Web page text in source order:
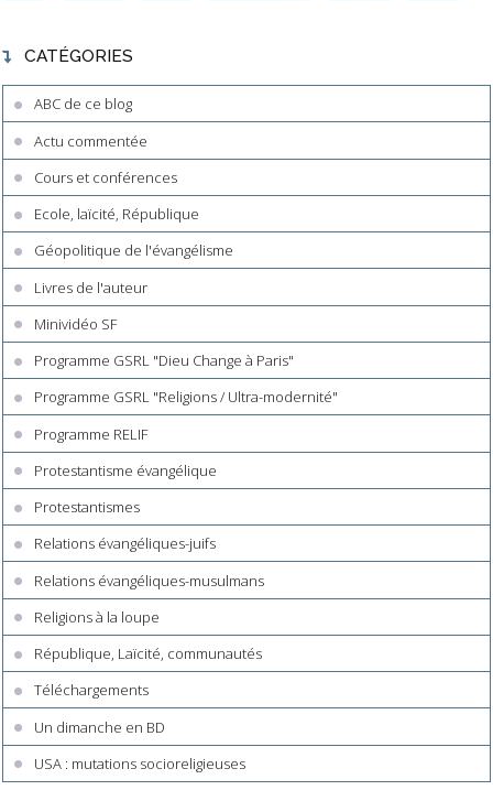
CATÉGORIES
ABC de ce blog
Actu commentée
Cours et conférences
Ecole, laïcité, République
Géopolitique de l'évangélisme
Livres de l'auteur
Minividéo SF
Programme GSRL "Dieu Change à Paris"
Programme GSRL "Religions / Ultra-modernité"
Programme RELIF
Protestantisme évangélique
Protestantismes
Relations évangéliques-juifs
Relations évangéliques-musulmans
Religions à la loupe
République, Laïcité, communautés
Téléchargements
Un dimanche en BD
USA : mutations socioreligieuses